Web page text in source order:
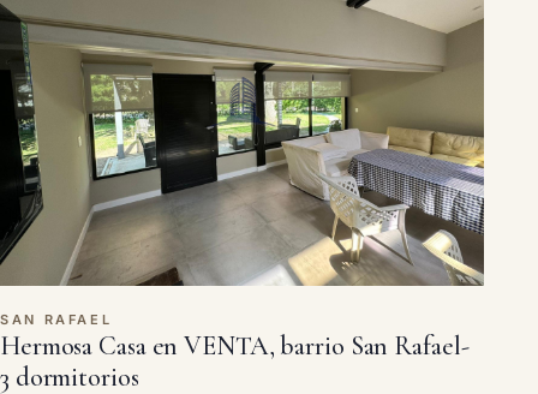
SAN RAFAEL
Hermosa Casa en VENTA, barrio San Rafael-
3 dormitorios